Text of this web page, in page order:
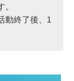
動終了後、1